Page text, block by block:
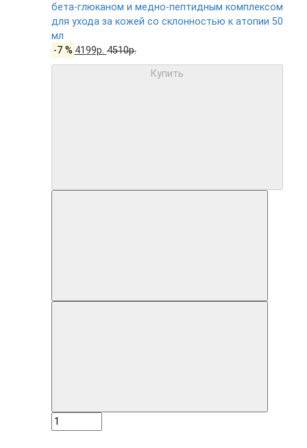
бета-глюканом и медно-пептидным комплексом
для ухода за кожей со склонностью к атопии 50
мл
-7 % 4199р.4510р.
Купить